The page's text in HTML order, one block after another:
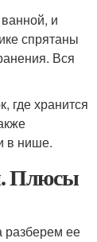
и
спрятаны
Вся
где хранится
в нише.
Плюсы
разберем ее